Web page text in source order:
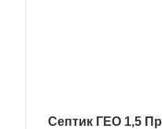
Септик ГЕО 1,5 Пр